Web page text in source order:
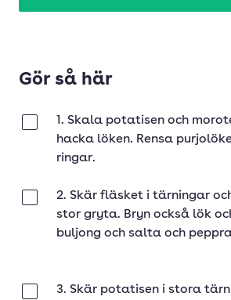
Gör så här
1. Skala potatisen och
hacka löken. Rensa
ringar.
2. Skär fläsket i tärningar
stor gryta. Bryn också lök
buljong och salta och
3. Skär potatisen i stora